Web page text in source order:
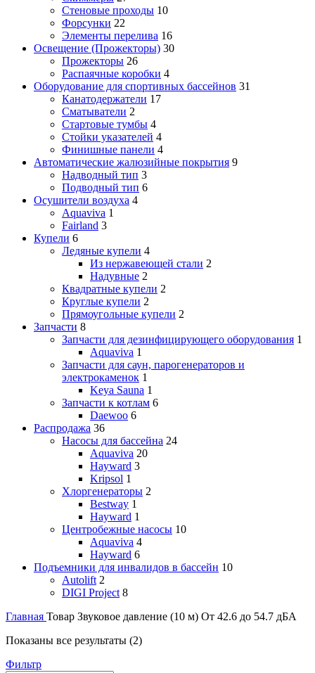
Стеновые проходы 10
Форсунки 22
Элементы перелива 16
Освещение (Прожекторы) 30
Прожекторы 26
Распаячные коробки 4
Оборудование для спортивных бассейнов 31
Канатодержатели 17
Сматыватели 2
Стартовые тумбы 4
Стойки указателей 4
Финишные панели 4
Автоматические жалюзийные покрытия 9
Надводный тип 3
Подводный тип 6
Осушители воздуха 4
Aquaviva 1
Fairland 3
Купели 6
Ледяные купели 4
Из нержавеющей стали 2
Надувные 2
Квадратные купели 2
Круглые купели 2
Прямоугольные купели 2
Запчасти 8
Запчасти для дезинфицирующего оборудования 1
Aquaviva 1
Запчасти для саун, парогенераторов и
электрокаменок 1
Keya Sauna 1
Запчасти к котлам 6
Daewoo 6
Распродажа 36
Насосы для бассейна 24
Aquaviva 20
Hayward 3
Kripsol 1
Хлоргенераторы 2
Bestway 1
Hayward 1
Центробежные насосы 10
Aquaviva 4
Hayward 6
Подъемники для инвалидов в бассейн 10
Autolift 2
DIGI Project 8
Главная Товар Звуковое давление (10 м) От 42.6 до 54.7 дБА
Показаны все результаты (2)Сортировка:
Фильтр